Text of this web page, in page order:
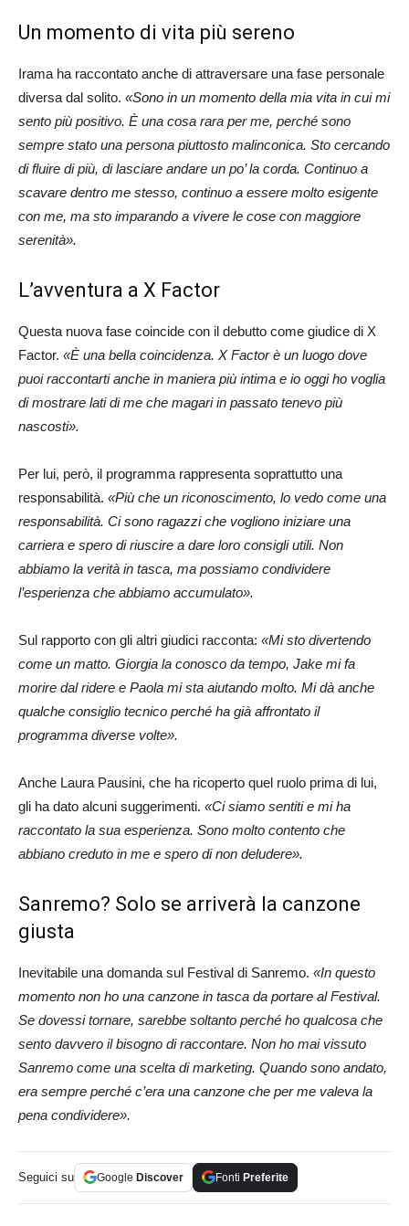
Un momento di vita più sereno
Irama ha raccontato anche di attraversare una fase personale
diversa dal solito. «Sono in un momento della mia vita in cui mi
sento più positivo. È una cosa rara per me, perché sono
sempre stato una persona piuttosto malinconica. Sto cercando
di fluire di più, di lasciare andare un po’ la corda. Continuo a
scavare dentro me stesso, continuo a essere molto esigente
con me, ma sto imparando a vivere le cose con maggiore
serenità».
L’avventura a X Factor
Questa nuova fase coincide con il debutto come giudice di X
Factor. «È una bella coincidenza. X Factor è un luogo dove
puoi raccontarti anche in maniera più intima e io oggi ho voglia
di mostrare lati di me che magari in passato tenevo più
nascosti».
Per lui, però, il programma rappresenta soprattutto una
responsabilità. «Più che un riconoscimento, lo vedo come una
responsabilità. Ci sono ragazzi che vogliono iniziare una
carriera e spero di riuscire a dare loro consigli utili. Non
abbiamo la verità in tasca, ma possiamo condividere
l’esperienza che abbiamo accumulato».
Sul rapporto con gli altri giudici racconta: «Mi sto divertendo
come un matto. Giorgia la conosco da tempo, Jake mi fa
morire dal ridere e Paola mi sta aiutando molto. Mi dà anche
qualche consiglio tecnico perché ha già affrontato il
programma diverse volte».
Anche Laura Pausini, che ha ricoperto quel ruolo prima di lui,
gli ha dato alcuni suggerimenti. «Ci siamo sentiti e mi ha
raccontato la sua esperienza. Sono molto contento che
abbiano creduto in me e spero di non deludere».
Sanremo? Solo se arriverà la canzone
giusta
Inevitabile una domanda sul Festival di Sanremo. «In questo
momento non ho una canzone in tasca da portare al Festival.
Se dovessi tornare, sarebbe soltanto perché ho qualcosa che
sento davvero il bisogno di raccontare. Non ho mai vissuto
Sanremo come una scelta di marketing. Quando sono andato,
era sempre perché c’era una canzone che per me valeva la
pena condividere».
Seguici su Google Discover Fonti Preferite